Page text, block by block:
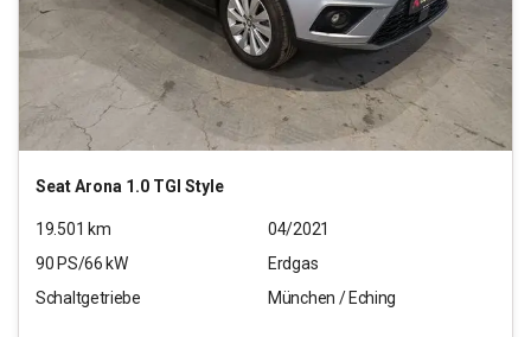
SeatArona 1.0 TGI Style
19.501 km
04/2021
90 PS/66 kW
Erdgas
Schaltgetriebe
München / Eching